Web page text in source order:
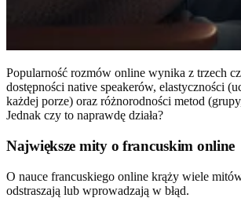
Popularność rozmów online wynika z trzech
dostępności native speakerów, elastyczności
każdej porze) oraz różnorodności metod
Jednak czy to naprawdę działa?
Największe mity o francuskim online
O nauce francuskiego online krąży wiele
odstraszają lub wprowadzają w błąd.